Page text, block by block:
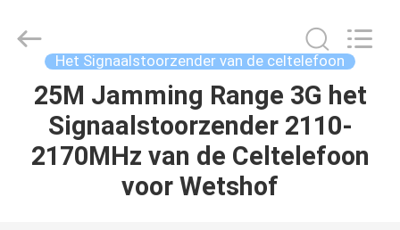
THUIS
PRODUCTEN
ELECTRONICS(HK)
CO.,LTD.
Reserved.
Het Signaalstoorzender van de celtelefoon
25M Jamming Range 3G het
Signaalstoorzender 2110-
2170MHz van de Celtelefoon
voor Wetshof